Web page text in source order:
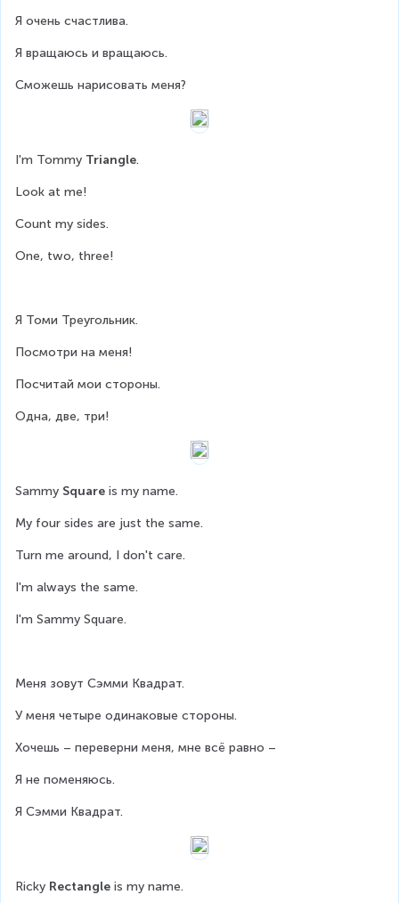
Я очень счастлива.
Я вращаюсь и вращаюсь.
Сможешь нарисовать меня?
I'm Tommy Triangle.
Look at me!
Count my sides.
One, two, three!
Я Томи Треугольник.
Посмотри на меня!
Посчитай мои стороны.
Одна, две, три!
Sammy Square is my name.
My four sides are just the same.
Turn me around, I don't care.
I'm always the same.
I'm Sammy Square.
Меня зовут Сэмми Квадрат.
У меня четыре одинаковые стороны.
Хочешь – переверни меня, мне всё равно –
Я не поменяюсь.
Я Сэмми Квадрат.
Ricky Rectangle is my name.